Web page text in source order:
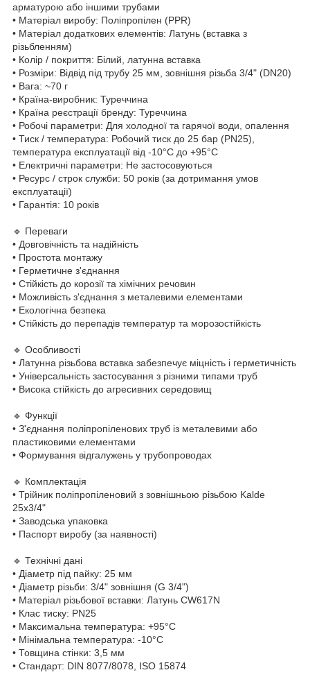
арматурою або іншими трубами
• Матеріал виробу: Поліпропілен (PPR)
• Матеріал додаткових елементів: Латунь (вставка з
різьбленням)
• Колір / покриття: Білий, латунна вставка
• Розміри: Відвід під трубу 25 мм, зовнішня різьба 3/4" (DN20)
• Вага: ~70 г
• Країна-виробник: Туреччина
• Країна реєстрації бренду: Туреччина
• Робочі параметри: Для холодної та гарячої води, опалення
• Тиск / температура: Робочий тиск до 25 бар (PN25),
температура експлуатації від -10°C до +95°C
• Електричні параметри: Не застосовуються
• Ресурс / строк служби: 50 років (за дотримання умов
експлуатації)
• Гарантія: 10 років
🔹 Переваги
• Довговічність та надійність
• Простота монтажу
• Герметичне з'єднання
• Стійкість до корозії та хімічних речовин
• Можливість з'єднання з металевими елементами
• Екологічна безпека
• Стійкість до перепадів температур та морозостійкість
🔹 Особливості
• Латунна різьбова вставка забезпечує міцність і герметичність
• Універсальність застосування з різними типами труб
• Висока стійкість до агресивних середовищ
🔹 Функції
• З'єднання поліпропіленових труб із металевими або
пластиковими елементами
• Формування відгалужень у трубопроводах
🔹 Комплектація
• Трійник поліпропіленовий з зовнішньою різьбою Kalde
25х3/4"
• Заводська упаковка
• Паспорт виробу (за наявності)
🔹 Технічні дані
• Діаметр під пайку: 25 мм
• Діаметр різьби: 3/4" зовнішня (G 3/4")
• Матеріал різьбової вставки: Латунь CW617N
• Клас тиску: PN25
• Максимальна температура: +95°C
• Мінімальна температура: -10°C
• Товщина стінки: 3,5 мм
• Стандарт: DIN 8077/8078, ISO 15874